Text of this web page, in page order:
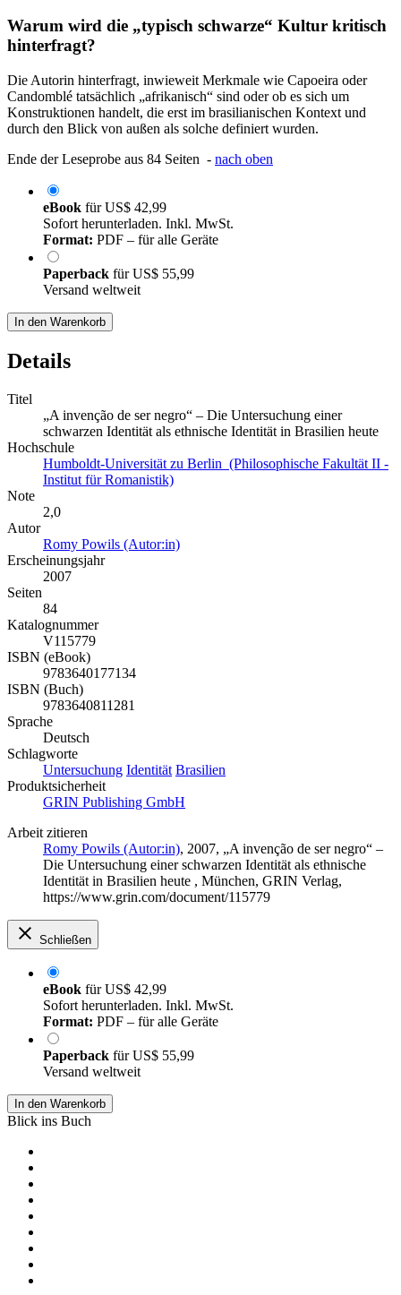
Warum wird die „typisch schwarze“ Kultur kritisch
hinterfragt?
Die Autorin hinterfragt, inwieweit Merkmale wie Capoeira oder
Candomblé tatsächlich „afrikanisch“ sind oder ob es sich um
Konstruktionen handelt, die erst im brasilianischen Kontext und
durch den Blick von außen als solche definiert wurden.
Ende der Leseprobe aus 84 Seiten - nach oben
eBook fürUS$ 42,99
Sofort herunterladen. Inkl. MwSt.
Format: PDF – für alle Geräte
Paperback fürUS$ 55,99
Versand weltweit
In den Warenkorb
Details
Titel
„A invenção de ser negro“ – Die Untersuchung einer
schwarzen Identität als ethnische Identität in Brasilien heute
Hochschule
Humboldt-Universität zu Berlin (Philosophische Fakultät II -
Institut für Romanistik)
Note
2,0
Autor
Romy Powils (Autor:in)
Erscheinungsjahr
2007
Seiten
84
Katalognummer
V115779
ISBN (eBook)
9783640177134
ISBN (Buch)
9783640811281
Sprache
Deutsch
Schlagworte
Untersuchung Identität Brasilien
Produktsicherheit
GRIN Publishing GmbH
Arbeit zitieren
Romy Powils (Autor:in), 2007, „A invenção de ser negro“ –
Die Untersuchung einer schwarzen Identität als ethnische
Identität in Brasilien heute , München, GRIN Verlag,
https://www.grin.com/document/115779
Schließen
eBook fürUS$ 42,99
Sofort herunterladen. Inkl. MwSt.
Format: PDF – für alle Geräte
Paperback fürUS$ 55,99
Versand weltweit
In den Warenkorb
Blick ins Buch